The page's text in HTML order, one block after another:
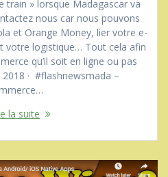
train » lorsque Madagascar va
nous car nous pouvons
et Orange Money, lier votre e-
votre logistique… Tout cela afin
qu’il soit en ligne ou pas
· #flashnewsmada –
la suite